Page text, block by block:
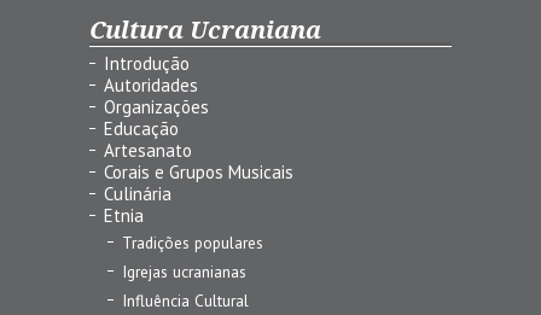
Cultura Ucraniana
Introdução
Autoridades
Organizações
Educação
Artesanato
Corais e Grupos Musicais
Culinária
Etnia
Tradições populares
Igrejas ucranianas
Influência Cultural